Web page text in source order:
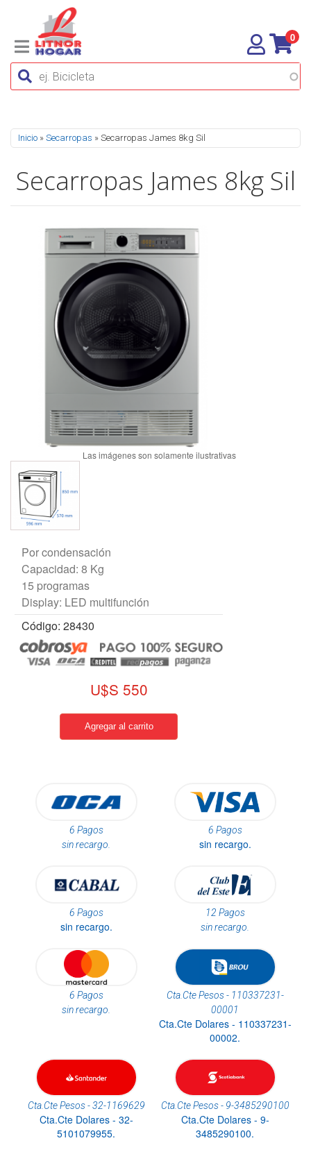
0
Se encuentra usted aquí
Inicio » Secarropas » Secarropas James 8kg Sil
Secarropas James 8kg Sil
Por condensación
Capacidad: 8 Kg
15 programas
Display: LED multifunción
Código: 28430
U$S 550
6 Pagos
sin recargo.
6 Pagos
sin recargo.
6 Pagos
sin recargo.
12 Pagos
sin recargo.
6 Pagos
sin recargo.
Cta.Cte Pesos - 110337231-
00001
Cta.Cte Dolares - 110337231-
00002.
Cta.Cte Pesos - 32-1169629
Cta.Cte Dolares - 32-
5101079955.
Cta.Cte Pesos - 9-3485290100
Cta.Cte Dolares - 9-
3485290100.